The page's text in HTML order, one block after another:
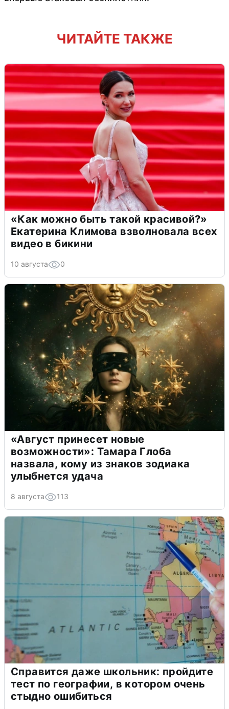
ЧИТАЙТЕ ТАКЖЕ
«Как можно быть такой красивой?»
Екатерина Климова взволновала всех
видео в бикини
10 августа 0
«Август принесет новые
возможности»: Тамара Глоба
назвала, кому из знаков зодиака
улыбнется удача
8 августа 113
Справится даже школьник: пройдите
тест по географии, в котором очень
стыдно ошибиться